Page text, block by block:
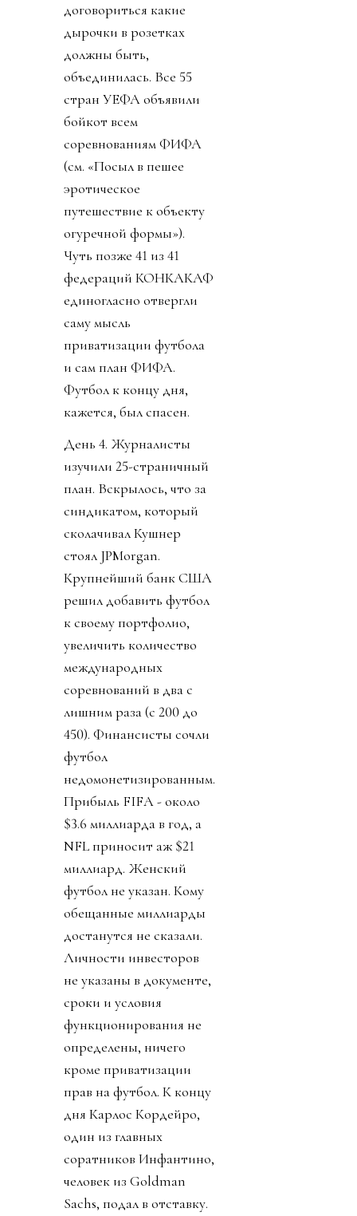
договориться какие
дырочки в розетках
должны быть,
объединилась. Все 55
стран УЕФА объявили
бойкот всем
соревнованиям ФИФА
(см. «Посыл в пешее
эротическое
путешествие к объекту
огуречной формы»).
Чуть позже 41 из 41
федераций КОНКАКАФ
единогласно отвергли
саму мысль
приватизации футбола
и сам план ФИФА.
Футбол к концу дня,
кажется, был спасен.
День 4. Журналисты
изучили 25-страничный
план. Вскрылось, что за
синдикатом, который
сколачивал Кушнер
стоял JPMorgan.
Крупнейший банк США
решил добавить футбол
к своему портфолио,
увеличить количество
международных
соревнований в два с
лишним раза (с 200 до
450). Финансисты сочли
футбол
недомонетизированным.
Прибыль FIFA - около
$3.6 миллиарда в год, а
NFL приносит аж $21
миллиард. Женский
футбол не указан. Кому
обещанные миллиарды
достанутся не сказали.
Личности инвесторов
не указаны в документе,
сроки и условия
функционирования не
определены, ничего
кроме приватизации
прав на футбол. К концу
дня Карлос Кордейро,
один из главных
соратников Инфантино,
человек из Goldman
Sachs, подал в отставку.